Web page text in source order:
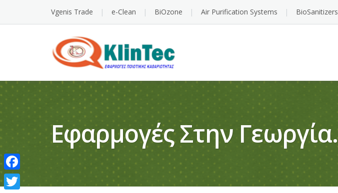
Vgenis Trade e-Clean BiOzone Air Purification Systems BioSanitizers
Εφαρμογές Στην Γεωργία.
Facebook